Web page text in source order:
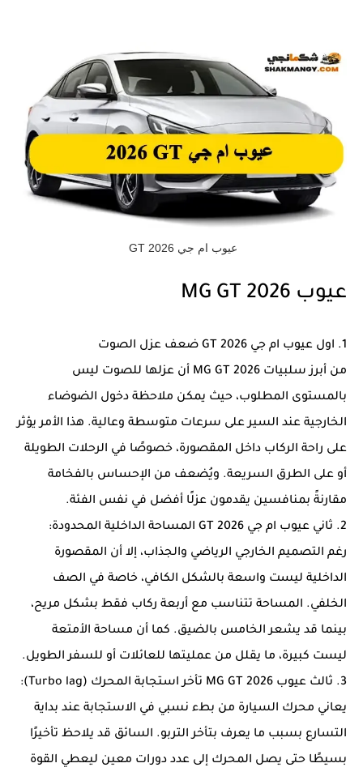
عيوب ام جي GT 2026
عيوب MG GT 2026
1. اول عيوب ام جي GT 2026 ضعف عزل الصوت
من أبرز سلبيات MG GT 2026 أن عزلها للصوت ليس
بالمستوى المطلوب، حيث يمكن ملاحظة دخول الضوضاء
الخارجية عند السير على سرعات متوسطة وعالية. هذا الأمر يؤثر
على راحة الركاب داخل المقصورة، خصوصًا في الرحلات الطويلة
أو على الطرق السريعة. ويُضعف من الإحساس بالفخامة
مقارنةً بمنافسين يقدمون عزلًا أفضل في نفس الفئة.
2. ثاني عيوب ام جي GT 2026 المساحة الداخلية المحدودة:
رغم التصميم الخارجي الرياضي والجذاب، إلا أن المقصورة
الداخلية ليست واسعة بالشكل الكافي، خاصة في الصف
الخلفي. المساحة تتناسب مع أربعة ركاب فقط بشكل مريح،
بينما قد يشعر الخامس بالضيق. كما أن مساحة الأمتعة
ليست كبيرة، ما يقلل من عمليتها للعائلات أو للسفر الطويل.
3. ثالث عيوب MG GT 2026 تأخر استجابة المحرك (Turbo lag):
يعاني محرك السيارة من بطء نسبي في الاستجابة عند بداية
التسارع بسبب ما يعرف بتأخر التربو. السائق قد يلاحظ تأخيرًا
بسيطًا حتى يصل المحرك إلى عدد دورات معين ليعطي القوة